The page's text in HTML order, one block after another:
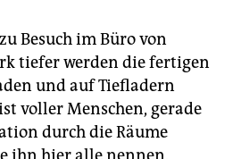
Besuch im Büro von
tiefer werden die fertigen
und auf Tiefladern
voller Menschen, gerade
durch die Räume
ihn hier alle nennen,